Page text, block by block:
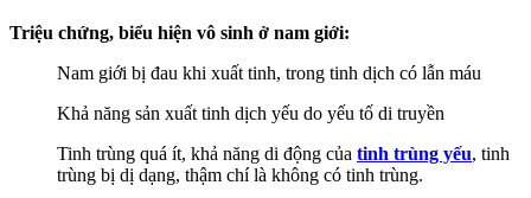
Triệu chứng, biểu hiện vô sinh ở nam giới:
Nam giới bị đau khi xuất tinh, trong tinh dịch có lẫn máu
Khả năng sản xuất tinh dịch yếu do yếu tố di truyền
Tinh trùng quá ít, khả năng di động của tinh trùng yếu, tinh
trùng bị dị dạng, thậm chí là không có tinh trùng.